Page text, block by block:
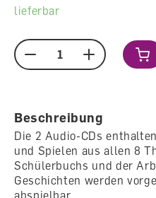
lieferbar
Menge
Beschreibung
Die 2 Audio-CDs
und Spielen aus allen 8
Schülerbuchs und der
Geschichten werden